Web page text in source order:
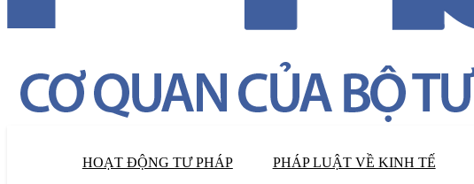
HOẠT ĐỘNG TƯ PHÁP PHÁP LUẬT VỀ KINH TẾ